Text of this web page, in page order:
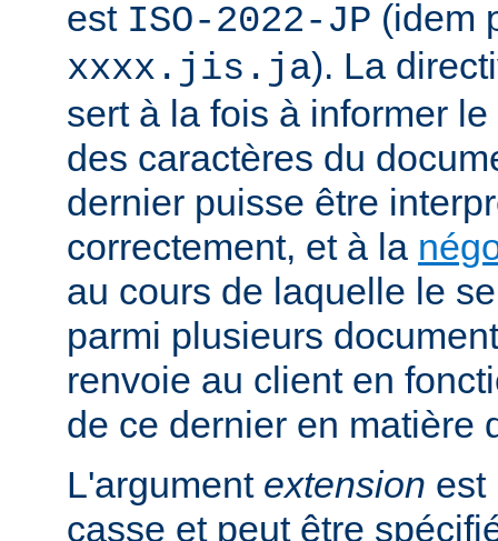
est ISO-2022-JP (idem
xxxx.jis.ja). La
sert à la fois à informer
des caractères du
dernier puisse être
correctement, et à la
au cours de laquelle le
parmi plusieurs
renvoie au client en
de ce dernier en matière
L'argument extension est
casse et peut être